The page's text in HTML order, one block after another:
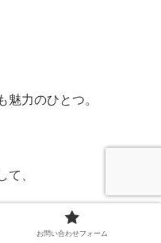
魅力のひとつ。
て、
お問い合わせフォーム